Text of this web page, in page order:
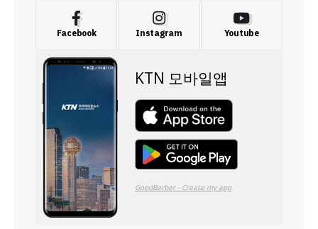
Facebook Instagram Youtube